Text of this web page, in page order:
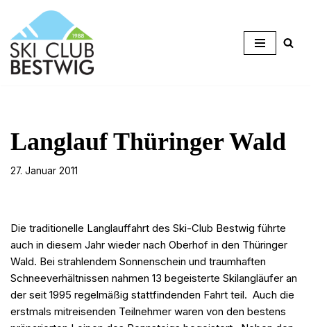
Zum
Inhalt
springen
Langlauf Thüringer Wald
27. Januar 2011
Die traditionelle Langlauffahrt des Ski-Club Bestwig führte
auch in diesem Jahr wieder nach Oberhof in den Thüringer
Wald. Bei strahlendem Sonnenschein und traumhaften
Schneeverhältnissen nahmen 13 begeisterte Skilangläufer an
der seit 1995 regelmäßig stattfindenden Fahrt teil. Auch die
erstmals mitreisenden Teilnehmer waren von den bestens